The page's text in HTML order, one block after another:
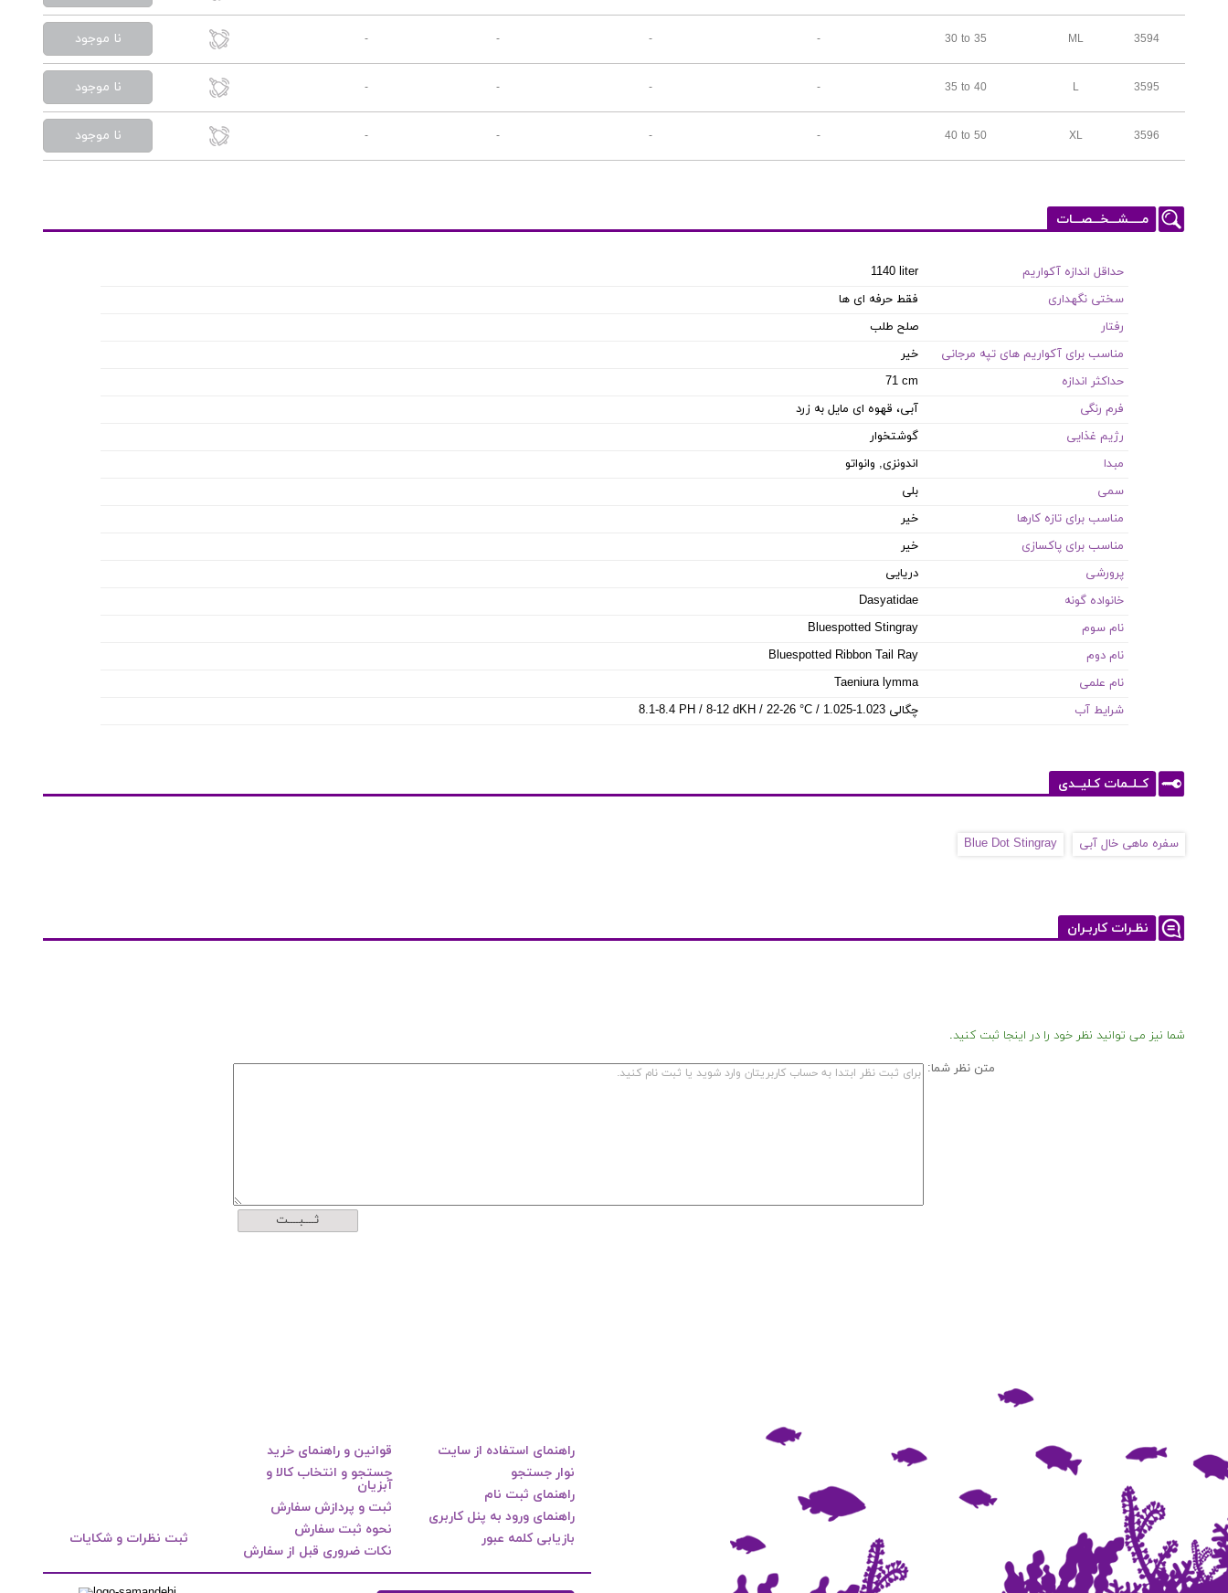
3594
ML
30 to 35
-
-
-
- نا موجود
3595
L
35 to 40
-
-
-
- نا موجود
3596
XL
40 to 50
-
-
-
- نا موجود
مـــــشـــخـــصـــات
حداقل اندازه آکواریم
1140 liter
سختی نگهداری
فقط حرفه ای ها
رفتار
صلح طلب
مناسب برای آکواریم های تپه مرجانی
خیر
حداکثر اندازه
71 cm
فرم رنگی
آبی، قهوه ای مایل به زرد
رژیم غذایی
گوشتخوار
مبدا
اندونزی, وانواتو
سمی
بلی
مناسب برای تازه کارها
خیر
مناسب برای پاکسازی
خیر
پرورشی
دریایی
خانواده گونه
Dasyatidae
نام سوم
Bluespotted Stingray
نام دوم
Bluespotted Ribbon Tail Ray
نام علمی
Taeniura lymma
شرایط آب
8.1-8.4 PH / 8-12 dKH / 22-26 °C / چگالی 1.023-1.025
کــلــمات کـلیــدی
سفره ماهی خال آبی Blue Dot Stingray
نظـرات کاربـران
شما نیز می توانید نظر خود را در اینجا ثبت کنید.
متن نظر شما:
ثــــبــــت
راهنمای استفاده از سایت
نوار جستجو
راهنمای ثبت نام
راهنمای ورود به پنل کاربری
بازیابی کلمه عبور
قوانین و راهنمای خرید
جستجو و انتخاب کالا و
آبزیان
ثبت و پردازش سفارش
نحوه ثبت سفارش
نکات ضروری قبل از سفارش
ثبت نظرات و شکایات